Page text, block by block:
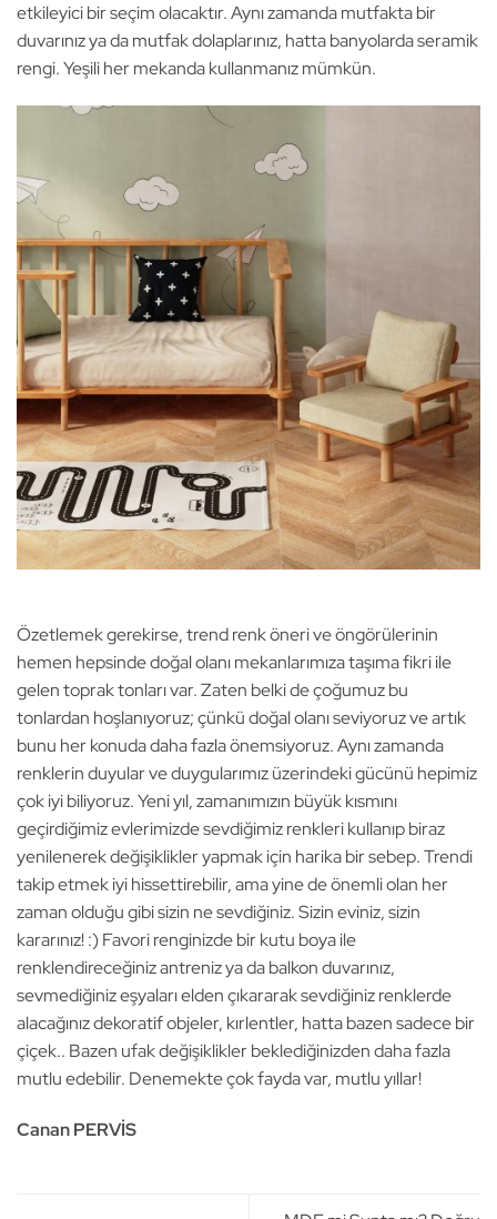
etkileyici bir seçim olacaktır. Aynı zamanda mutfakta bir
duvarınız ya da mutfak dolaplarınız, hatta banyolarda seramik
rengi. Yeşili her mekanda kullanmanız mümkün.
Özetlemek gerekirse, trend renk öneri ve öngörülerinin
hemen hepsinde doğal olanı mekanlarımıza taşıma fikri ile
gelen toprak tonları var. Zaten belki de çoğumuz bu
tonlardan hoşlanıyoruz; çünkü doğal olanı seviyoruz ve artık
bunu her konuda daha fazla önemsiyoruz. Aynı zamanda
renklerin duyular ve duygularımız üzerindeki gücünü hepimiz
çok iyi biliyoruz. Yeni yıl, zamanımızın büyük kısmını
geçirdiğimiz evlerimizde sevdiğimiz renkleri kullanıp biraz
yenilenerek değişiklikler yapmak için harika bir sebep. Trendi
takip etmek iyi hissettirebilir, ama yine de önemli olan her
zaman olduğu gibi sizin ne sevdiğiniz. Sizin eviniz, sizin
kararınız! :) Favori renginizde bir kutu boya ile
renklendireceğiniz antreniz ya da balkon duvarınız,
sevmediğiniz eşyaları elden çıkararak sevdiğiniz renklerde
alacağınız dekoratif objeler, kırlentler, hatta bazen sadece bir
çiçek.. Bazen ufak değişiklikler beklediğinizden daha fazla
mutlu edebilir. Denemekte çok fayda var, mutlu yıllar!
Canan PERVİS